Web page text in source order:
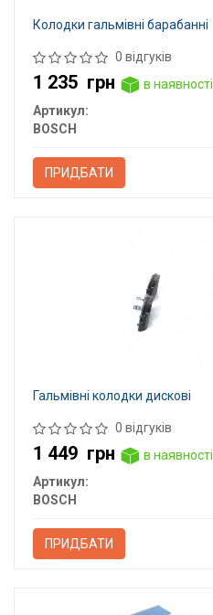
Колодки гальмівні барабанні
0 відгуків
1 235 грн
в наявності
Артикул:
BOSCH
ПРИДБАТИ
Гальмівні колодки дискові
0 відгуків
1 449 грн
в наявності
Артикул:
BOSCH
ПРИДБАТИ